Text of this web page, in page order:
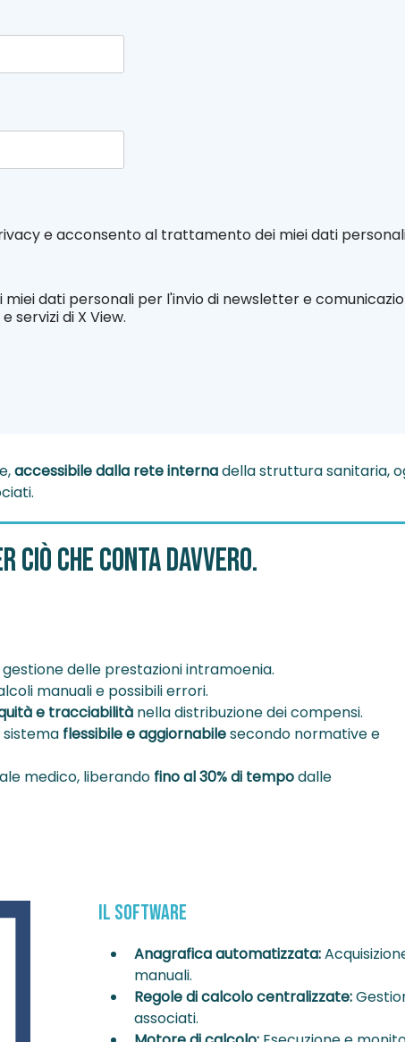
e acconsento al trattamento dei miei dati
dati personali per l'invio di newsletter e
servizi di X View.
accessibile dalla rete internadella struttura sanitaria,
ciò che conta davvero.
delle prestazioni intramoenia.
manuali e possibili errori.
e tracciabilità nella distribuzione dei compensi.
flessibile e aggiornabilesecondo normative e
medico, liberando fino al 30% di tempodalle
Il Software
Anagrafica automatizzata:
manuali.
Regole di calcolo centralizzate:
associati.